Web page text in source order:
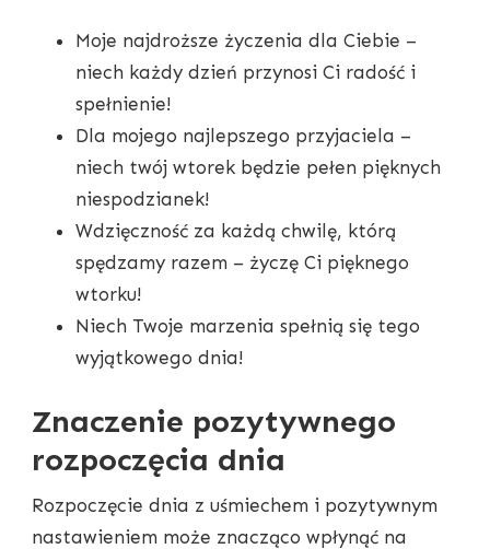
Moje najdroższe życzenia dla Ciebie –
niech każdy dzień przynosi Ci radość i
spełnienie!
Dla mojego najlepszego przyjaciela –
niech twój wtorek będzie pełen pięknych
niespodzianek!
Wdzięczność za każdą chwilę, którą
spędzamy razem – życzę Ci pięknego
wtorku!
Niech Twoje marzenia spełnią się tego
wyjątkowego dnia!
Znaczenie pozytywnego
rozpoczęcia dnia
Rozpoczęcie dnia z uśmiechem i pozytywnym
nastawieniem może znacząco wpłynąć na